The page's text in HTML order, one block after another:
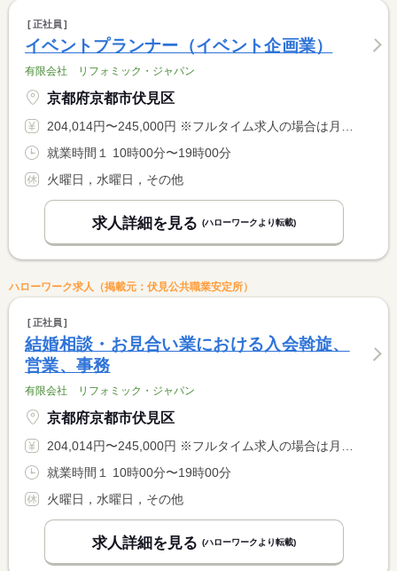
正社員
イベントプランナー（イベント企画業）
有限会社 リフォミック・ジャパン
京都府京都市伏見区
204,014円〜245,000円 ※フルタイム求人の場合は月額（換算額）、パート求人の場合は時間額を表示しています。
就業時間１ 10時00分〜19時00分
火曜日，水曜日，その他
求人詳細を見る (ハローワークより転載)
ハローワーク求人（掲載元：伏見公共職業安定所）
正社員
結婚相談・お見合い業における入会斡旋、
営業、事務
有限会社 リフォミック・ジャパン
京都府京都市伏見区
204,014円〜245,000円 ※フルタイム求人の場合は月額（換算額）、パート求人の場合は時間額を表示しています。
就業時間１ 10時00分〜19時00分
火曜日，水曜日，その他
求人詳細を見る (ハローワークより転載)